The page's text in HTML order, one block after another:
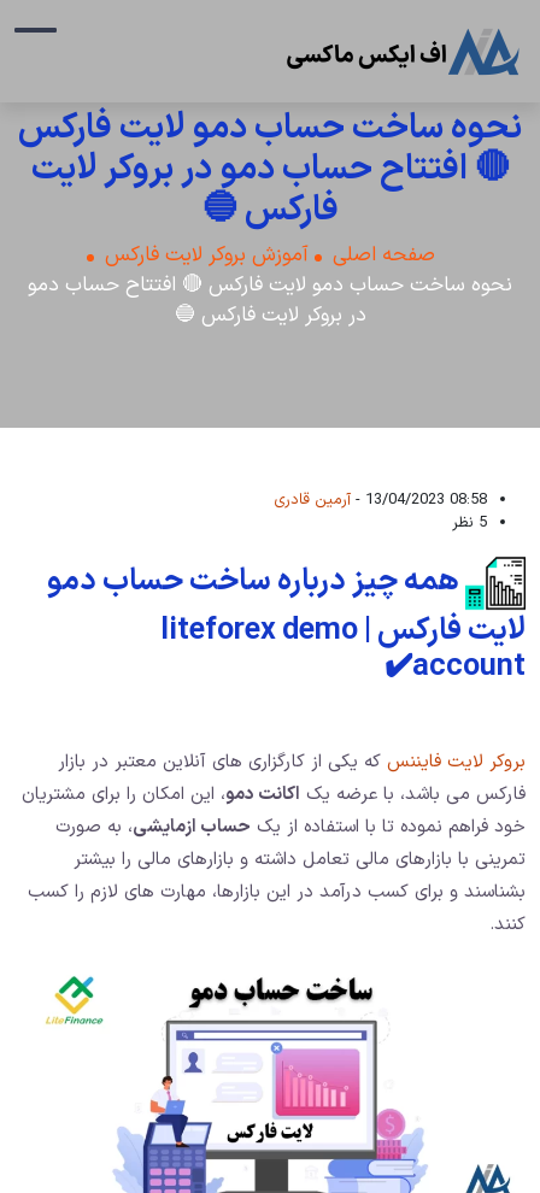
نحوه ساخت حساب دمو لایت فارکس
🔴 افتتاح حساب دمو در بروکر لایت
فارکس 🔵
صفحه اصلی
آموزش بروکر لایت فارکس
نحوه ساخت حساب دمو لایت فارکس 🔴 افتتاح حساب دمو
در بروکر لایت فارکس 🔵
08:58 13/04/2023 -
آرمین قادری
5 نظر
همه چیز درباره ساخت حساب دمو
لایت فارکس | liteforex demo
account✔️
بروکر لایت فایننس که یکی از کارگزاری های آنلاین معتبر در بازار
فارکس می باشد، با عرضه یک اکانت دمو، این امکان را برای مشتریان
خود فراهم نموده تا با استفاده از یک حساب ازمایشی، به صورت
تمرینی با بازارهای مالی تعامل داشته و بازارهای مالی را بیشتر
بشناسند و برای کسب درآمد در این بازارها، مهارت های لازم را کسب
کنند.